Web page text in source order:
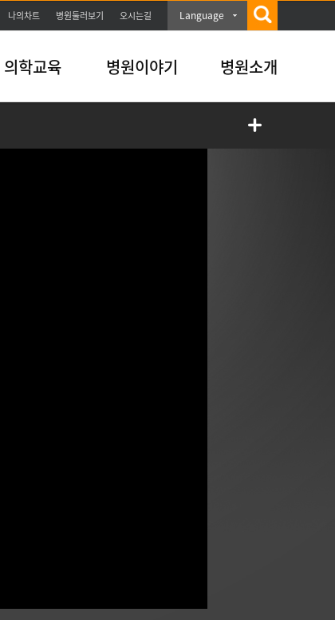
나의차트 병원둘러보기 오시는길 Language
의학교육 병원이야기 병원소개